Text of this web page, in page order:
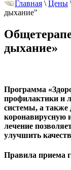
Главная \ Цены
дыхание"
дыхание»
Программа
профилактики и
системы, а также
коронавирусную
лечение
улучшить
Правила приема